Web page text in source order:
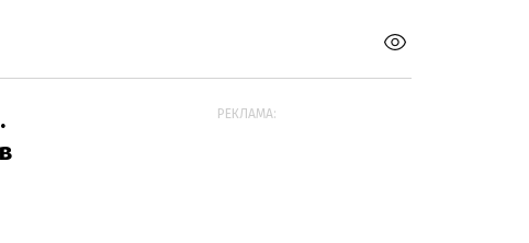
РЕКЛАМА: